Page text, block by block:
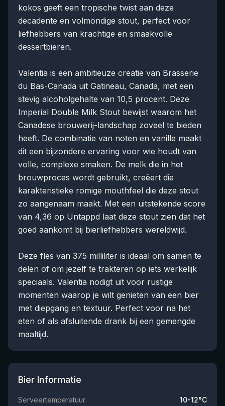
kokos geeft een tropische twist aan deze
decadente en volmondige stout, perfect voor
liefhebbers van krachtige en smaakvolle
dessertbieren.
Valentia is een ambitieuze creatie van Brasserie
du Bas-Canada uit Gatineau, Canada, met een
stevig alcoholgehalte van 10,5 procent. Deze
Imperial Double Milk Stout bewijst waarom het
Canadese brouwerij-landschap zoveel te bieden
heeft. De combinatie van noten en vanille maakt
dit een bijzondere ervaring voor wie houdt van
volle, complexe smaken. De melk die in het
brouwproces wordt gebruikt, creëert die
karakteristieke romige mouthfeel die deze stout
zo aangenaam maakt. Met een uitstekende score
van 4,36 op Untappd laat deze stout zien dat het
goed aankomt bij bierliefhebbers wereldwijd.
Deze fles van 375 milliliter is ideaal om samen te
delen of om jezelf te trakteren op iets werkelijk
speciaals. Valentia nodigt uit voor rustige
momenten waarop je wilt genieten van een bier
met diepgang en textuur. Perfect voor na het
eten of als afsluitende drank bij een gemengde
maaltijd.
Bier Informatie
Serveertemperatuur:
10-12°C